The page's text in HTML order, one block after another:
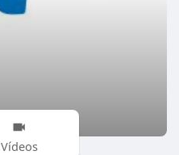
Vídeos